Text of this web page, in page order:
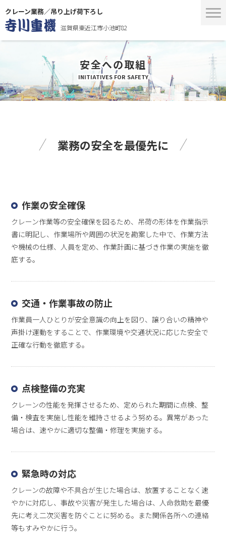
クレーン業務／吊り上げ荷下ろし
滋賀県東近江市小池町82
安全への取組
INITIATIVES FOR SAFETY
業務の安全を最優先に
作業の安全確保
クレーン作業等の安全確保を図るため、吊荷の形体を作業指示
書に明記し、作業場所や周囲の状況を勘案した中で、作業方法
や機械の仕様、人員を定め、作業計画に基づき作業の実施を徹
底する。
交通・作業事故の防止
作業員一人ひとりが安全意識の向上を図り、譲り合いの精神や
声掛け運動をすることで、作業環境や交通状況に応じた安全で
正確な行動を徹底する。
点検整備の充実
クレーンの性能を発揮させるため、定められた期間に点検、整
備・検査を実施し性能を維持させるよう努める。異常があった
場合は、速やかに適切な整備・修理を実施する。
緊急時の対応
クレーンの故障や不具合が生じた場合は、放置することなく速
やかに対応し、事故や災害が発生した場合は、人命救助を最優
先に考え二次災害を防ぐことに努める。また関係各所への連絡
等もすみやかに行う。